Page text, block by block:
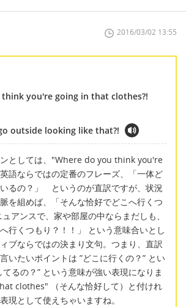
2016/03/02 13:55
you're going in that clothes?!
outside looking like that?!
ンとしては、"Where do you think you're
語ならではの定番のフレーズ、「一体ど
るの？」 というのが直訳ですが、状況
を組めば、「そんな恰好でどこへ行くつ
アンスで、家や部屋の中ならまだしも、
行くつもり？！！」 という意味合いとし
ブならではの決まり文句。つまり、直訳
いたいポイントは ”どこに行くの？” とい
てるの？” という意味が強い表現になりま
clothes" （そんな恰好して）と付けれ
現として使えちゃいますね。